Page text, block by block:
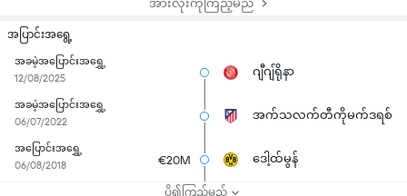
အားလုံးကိုကြည့်မည်
အပြာင်းအရွေ့
အခမဲ့အပြောင်းအရွှေ့
12/08/2025
ဂျီဂျ်ရိုနာ
အခမဲ့အပြောင်းအရွှေ့
06/07/2022
အက်သလက်တီကိုမက်ဒရစ်
အပြောင်းအရွှေ့
06/08/2018
€20M ဒေါ့ထ်မွန်
ပို၍ကြည့်မည်